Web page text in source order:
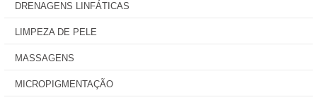
DRENAGENS LINFÁTICAS
LIMPEZA DE PELE
MASSAGENS
MICROPIGMENTAÇÃO